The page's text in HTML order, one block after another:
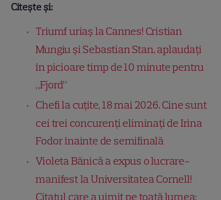
Citește și:
Triumf uriaș la Cannes! Cristian
Mungiu și Sebastian Stan, aplaudați
în picioare timp de 10 minute pentru
„Fjord”
Chefi la cuțite, 18 mai 2026. Cine sunt
cei trei concurenți eliminați de Irina
Fodor înainte de semifinală
Violeta Bănică a expus o lucrare-
manifest la Universitatea Cornell!
Citatul care a uimit pe toată lumea: